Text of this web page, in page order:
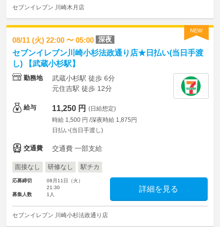
セブンイレブン 川崎木月店
NEW
08/11 (火) 22:00 〜 05:00 深夜
セブンイレブン川崎小杉法政通り店★日払い(当日手渡
し) 【武蔵小杉駅】
勤務地
武蔵小杉駅 徒歩 6分
元住吉駅 徒歩 12分
給与 11,250 円 (日給想定)
時給 1,500 円 /深夜時給 1,875円
日払い(当日手渡し)
交通費 交通費 一部支給
面接なし 研修なし 駅チカ
応募締切
08月11日（火）
21:30
募集人数
1人
詳細を見る
セブンイレブン 川崎小杉法政通り店